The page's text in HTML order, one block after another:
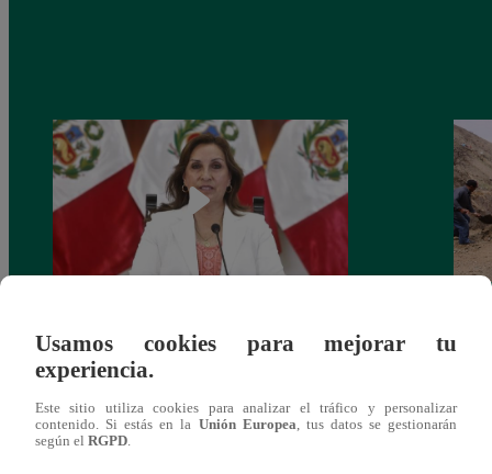
salario presidencial se aplique desde 2026
Usamos cookies para mejorar tu
experiencia.
Este sitio utiliza cookies para analizar el tráfico y personalizar
contenido. Si estás en la Unión Europea , tus datos se gestionarán
según el RGPD